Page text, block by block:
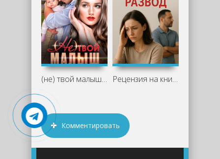
(не) твой малыш - Соня Вишнякова Рецензия на книгу "Диагноз развод" -
Комментировать